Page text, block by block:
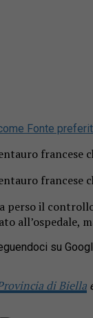
Fonte
francese
francese
il
all’ospedale,
su
di Biella